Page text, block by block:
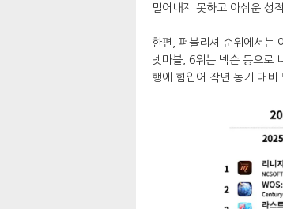
밀어내지 못하고 아쉬운 성
한편, 퍼블리셔 순위에서는
넷마블, 6위는 넥슨 등으로
행에 힘입어 작년 동기 대비